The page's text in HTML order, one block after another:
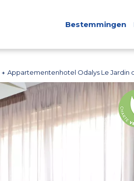
Bestemmingen
Appartementenhotel Odalys Le Jardin